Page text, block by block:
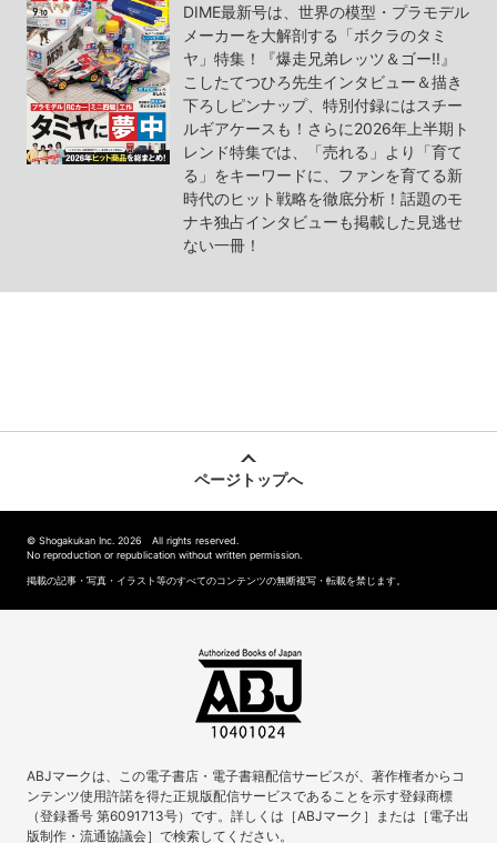
DIME最新号は、世界の模型・プラモデル
メーカーを大解剖する「ボクラのタミ
ヤ」特集！『爆走兄弟レッツ＆ゴー!!』
こしたてつひろ先生インタビュー＆描き
下ろしピンナップ、特別付録にはスチー
ルギアケースも！さらに2026年上半期ト
レンド特集では、「売れる」より「育て
る」をキーワードに、ファンを育てる新
時代のヒット戦略を徹底分析！話題のモ
ナキ独占インタビューも掲載した見逃せ
ない一冊！
ページトップへ
© Shogakukan Inc. 2026 All rights reserved.
No reproduction or republication without written permission.
掲載の記事・写真・イラスト等のすべてのコンテンツの無断複写・転載を禁じます。
ABJマークは、この電子書店・電子書籍配信サービスが、著作権者からコ
ンテンツ使用許諾を得た正規版配信サービスであることを示す登録商標
（登録番号 第6091713号）です。詳しくは［ABJマーク］または［電子出
版制作・流通協議会］で検索してください。